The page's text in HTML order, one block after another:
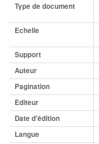
Type de document
Echelle
Support
Auteur
Pagination
Editeur
Date d'édition
Langue